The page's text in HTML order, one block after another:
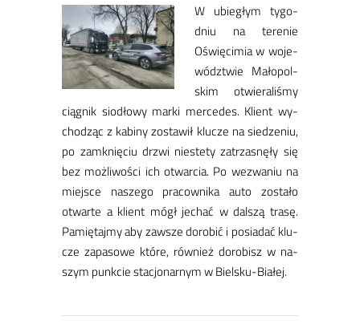
W ubie­głym ty­go­
dniu na te­re­nie
Oświę­ci­mia w wo­je­
wódz­twie Ma­ło­pol­
skim otwie­ra­li­śmy
cią­gnik sio­dło­wy mar­ki mer­ce­des. Klient wy­
cho­dząc z ka­bi­ny zo­sta­wił klu­cze na sie­dze­niu,
po za­mknię­ciu drzwi nie­ste­ty za­trza­snę­ły się
bez moż­li­wo­ści ich otwar­cia. Po we­zwa­niu na
miej­sce na­sze­go pra­cow­ni­ka au­to zo­sta­ło
otwar­te a klient mógł je­chać w dal­szą tra­sę.
Pa­mię­taj­my aby za­wsze do­ro­bić i po­sia­dać klu­
cze za­pa­so­we któ­re, rów­nież do­ro­bisz w na­
szym punk­cie sta­cjo­nar­nym w Biel­sku­-Bia­łej.